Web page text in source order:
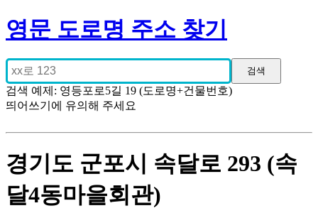
영문 도로명 주소 찾기
검색 예제: 영등포로5길 19 (도로명+건물번호)
띄어쓰기에 유의해 주세요
경기도 군포시 속달로 293 (속
달4동마을회관)